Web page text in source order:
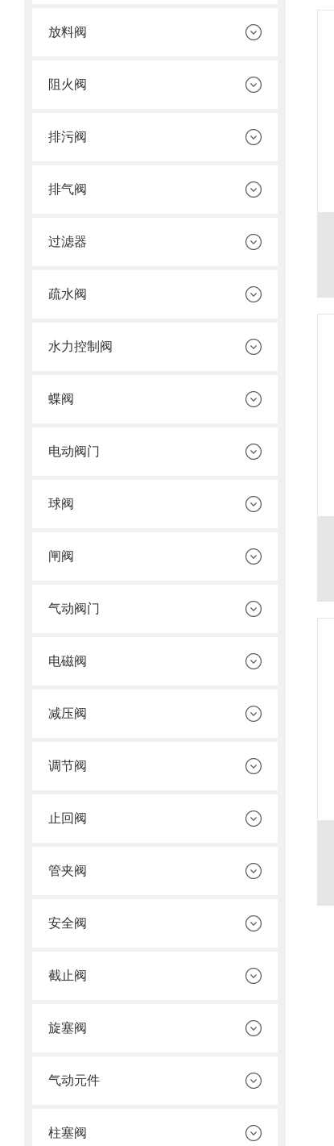
放料阀
阻火阀
排污阀
排气阀
过滤器
疏水阀
水力控制阀
蝶阀
电动阀门
球阀
闸阀
气动阀门
电磁阀
减压阀
调节阀
止回阀
管夹阀
安全阀
截止阀
旋塞阀
气动元件
柱塞阀